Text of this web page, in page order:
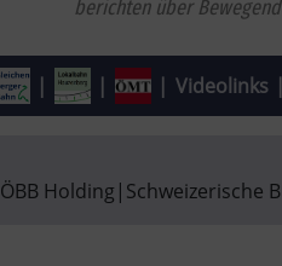
beric
| | | Videolinks |
ÖBB Holding | Schweizerische